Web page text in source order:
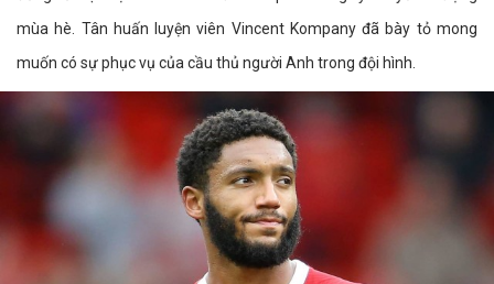
mùa hè. Tân huấn luyện viên Vincent Kompany đã bày tỏ mong
muốn có sự phục vụ của cầu thủ người Anh trong đội hình.